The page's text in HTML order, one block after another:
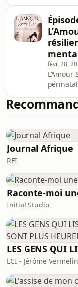
épreuve
vécue
dans la
podcast
ceux qui
févr. 28,
ne sait
premier
pour
ancré
Journal Afrique
RFI
Initial Studio
LCI - Jérôme Vermelin